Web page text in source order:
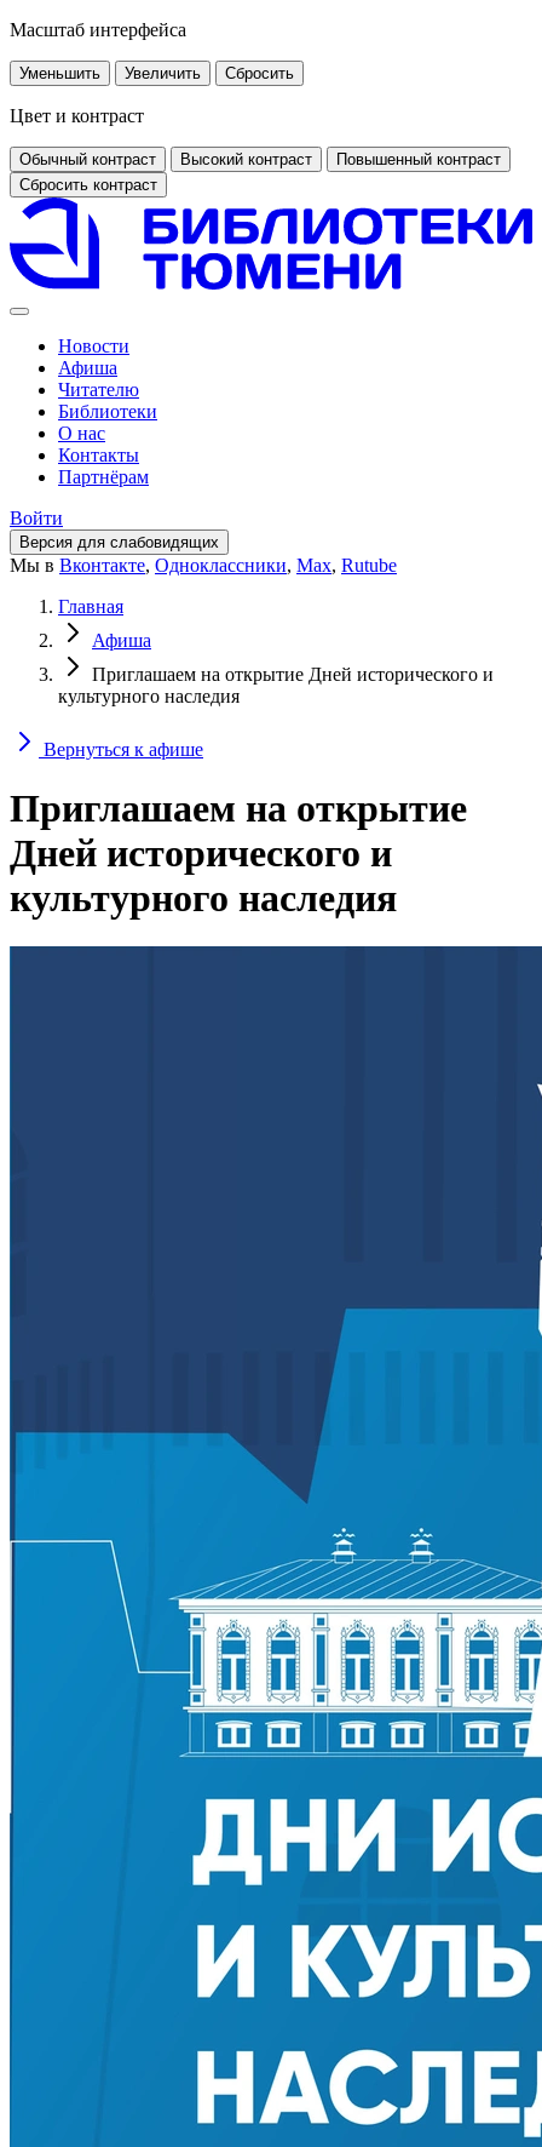
Масштаб интерфейса
Уменьшить Увеличить Сбросить
Цвет и контраст
Обычный контраст Высокий контраст
Повышенный контраст
Сбросить контраст
Новости
Афиша
Читателю
Библиотеки
О нас
Контакты
Партнёрам
Войти
Версия для слабовидящих
Мы в Вконтакте, Одноклассники, Max, Rutube
Главная
Афиша
Приглашаем на открытие Дней исторического и
культурного наследия
Вернуться к афише
Приглашаем на открытие
Дней исторического и
культурного наследия